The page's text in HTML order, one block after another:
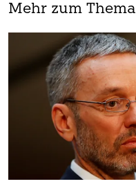
Mehr zum Thema